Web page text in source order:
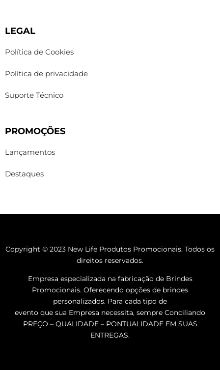
LEGAL
Política de Cookies
Política de privacidade
Suporte Técnico
PROMOÇÕES
Lançamentos
Destaques
Copyright © 2023 New Life Produtos Promocionais. Todos os
direitos reservados.
Empresa especializada na fabricação de Brindes
Promocionais. Oferecendo opções de brindes
personalizados. Para cada tipo de
evento que sua Empresa necessita, sempre Conciliando
PREÇO – QUALIDADE – PONTUALIDADE EM SUAS
ENTREGAS.